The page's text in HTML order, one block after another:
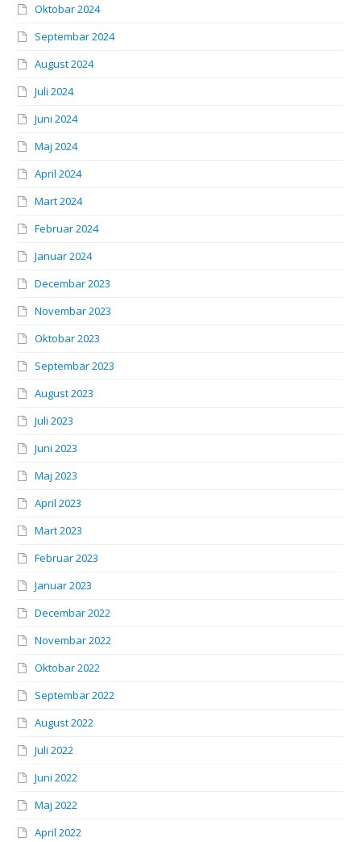
Oktobar 2024
Septembar 2024
August 2024
Juli 2024
Juni 2024
Maj 2024
April 2024
Mart 2024
Februar 2024
Januar 2024
Decembar 2023
Novembar 2023
Oktobar 2023
Septembar 2023
August 2023
Juli 2023
Juni 2023
Maj 2023
April 2023
Mart 2023
Februar 2023
Januar 2023
Decembar 2022
Novembar 2022
Oktobar 2022
Septembar 2022
August 2022
Juli 2022
Juni 2022
Maj 2022
April 2022